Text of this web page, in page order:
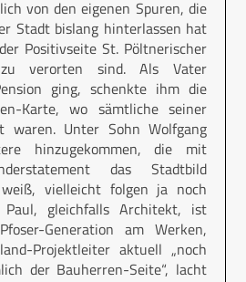
von den eigenen Spuren, die
Stadt bislang hinterlassen hat
Positivseite St. Pöltnerischer
zu verorten sind. Als Vater
ging, schenkte ihm die
Karte, wo sämtliche seiner
waren. Unter Sohn Wolfgang
hinzugekommen, die mit
das Stadtbild
vielleicht folgen ja noch
gleichfalls Architekt, ist
Generation am Werken,
Projektleiter aktuell „noch
der Bauherren-Seite“, lacht